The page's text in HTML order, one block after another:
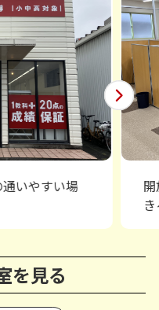
いやすい場
を見る